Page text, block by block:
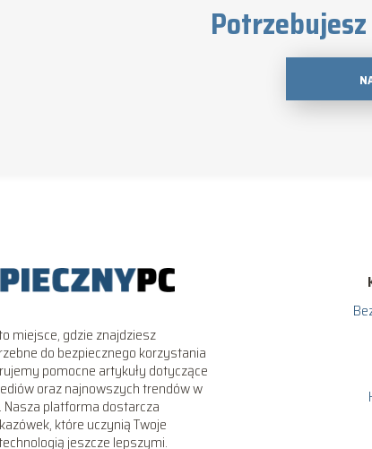
miejsce, gdzie znajdziesz
do bezpiecznego korzystania
pomocne artykuły dotyczące
oraz najnowszych trendów w
Nasza platforma dostarcza
które uczynią Twoje
jeszcze lepszymi.